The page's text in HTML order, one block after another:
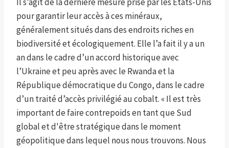
Il s’agit de la dernière mesure prise par les États-Unis
pour garantir leur accès à ces minéraux,
généralement situés dans des endroits riches en
biodiversité et écologiquement. Elle l’a fait il y a un
an dans le cadre d’un accord historique avec
l’Ukraine et peu après avec le Rwanda et la
République démocratique du Congo, dans le cadre
d’un traité d’accès privilégié au cobalt. « Il est très
important de faire contrepoids en tant que Sud
global et d'être stratégique dans le moment
géopolitique dans lequel nous nous trouvons. Nous